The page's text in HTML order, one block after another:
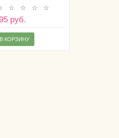
молока)
руб.
В КОРЗИНУ